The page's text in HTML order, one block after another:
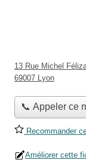
13 Rue Michel
69007 Lyon
📞 Appeler ce
Recommander
Améliorer cette